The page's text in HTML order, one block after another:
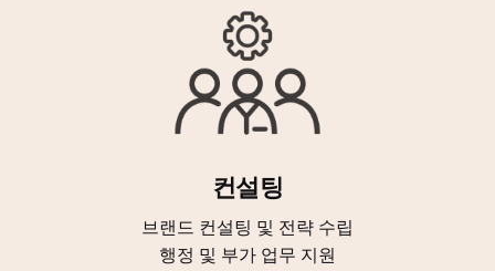
컨설팅
브랜드 컨설팅 및 전략 수립
행정 및 부가 업무 지원